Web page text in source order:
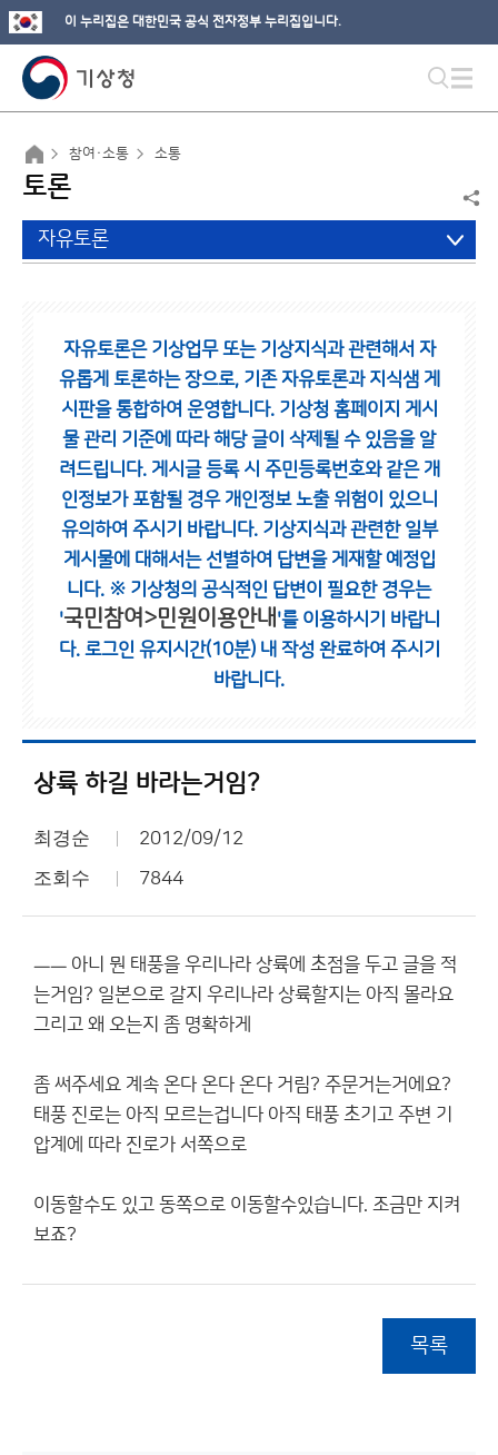
이 누리집은 대한민국 공식 전자정부 누리집입니다.
참여·소통 소통
토론
자유토론
자유토론은 기상업무 또는 기상지식과 관련해서 자
유롭게 토론하는 장으로, 기존 자유토론과 지식샘 게
시판을 통합하여 운영합니다. 기상청 홈페이지 게시
물 관리 기준에 따라 해당 글이 삭제될 수 있음을 알
려드립니다. 게시글 등록 시 주민등록번호와 같은 개
인정보가 포함될 경우 개인정보 노출 위험이 있으니
유의하여 주시기 바랍니다. 기상지식과 관련한 일부
게시물에 대해서는 선별하여 답변을 게재할 예정입
니다. ※ 기상청의 공식적인 답변이 필요한 경우는
'국민참여>민원이용안내 '를 이용하시기 바랍니
다. 로그인 유지시간(10분) 내 작성 완료하여 주시기
바랍니다.
상륙 하길 바라는거임?
최경순 2012/09/12
조회수 7844
ㅡㅡ 아니 뭔 태풍을 우리나라 상륙에 초점을 두고 글을 적
는거임? 일본으로 갈지 우리나라 상륙할지는 아직 몰라요
그리고 왜 오는지 좀 명확하게
좀 써주세요 계속 온다 온다 온다 거림? 주문거는거에요?
태풍 진로는 아직 모르는겁니다 아직 태풍 초기고 주변 기
압계에 따라 진로가 서쪽으로
이동할수도 있고 동쪽으로 이동할수있습니다. 조금만 지켜
보죠?
목록